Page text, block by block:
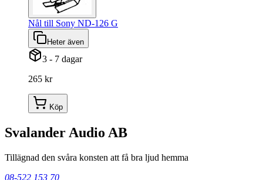
Nål till Sony ND-126 G
Heter även
3 - 7 dagar
265 kr
Köp
Svalander Audio AB
Tillägnad den svåra konsten att få bra ljud hemma
08-522 153 70